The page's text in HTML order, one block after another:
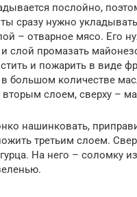
послойно,
сразу нужно
– отварное мясо. Его
слой промазать
и пожарить в виде
большом количестве
слоем, сверху –
нашинковать,
третьим слоем.
На него – соломку